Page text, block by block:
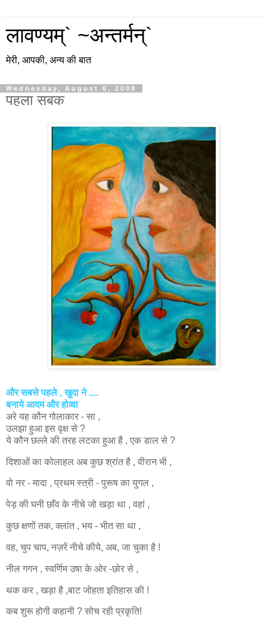
लावण्यम्` ~अन्तर्मन्`
मेरी, आपकी, अन्य की बात
Wednesday, August 6, 2008
पहला सबक
और सबसेपहले , खुदा ने ....
बनाये आदम और होव्वा
अरे यह कौन गोलाकार - सा ,
उलझा हुआ इस वृक्ष से ?
ये कौन छल्ले की तरह लटका हुआ है , एक डाल से ?
दिशाओं का कोलाहल अब कुछ श्रांत है , वीरान भी ,
वो नर - मादा , प्रथम स्त्री - पुरूष का युगल ,
पेड़ की घनी छाँव के नीचे जो खड़ा था , वहां ,
कुछ क्षणों तक, क्लांत , भय - भीत सा था ,
वह, चुप चाप, नज़रें नीचे कीये, अब, जा चुका है !
नील गगन , स्वर्णिम उषा के ओर -छोर से ,
थक कर , खड़ा है ,बाट जोहता इतिहास की !
कब शुरू होगी कहानी ? सोच रही प्रकृति!